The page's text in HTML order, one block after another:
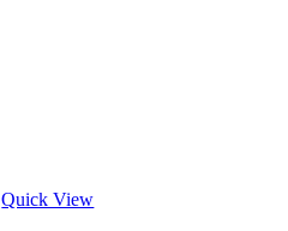
Quick View